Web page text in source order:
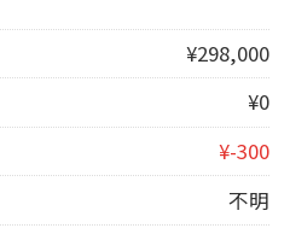
¥298,000
¥0
¥-300
不明